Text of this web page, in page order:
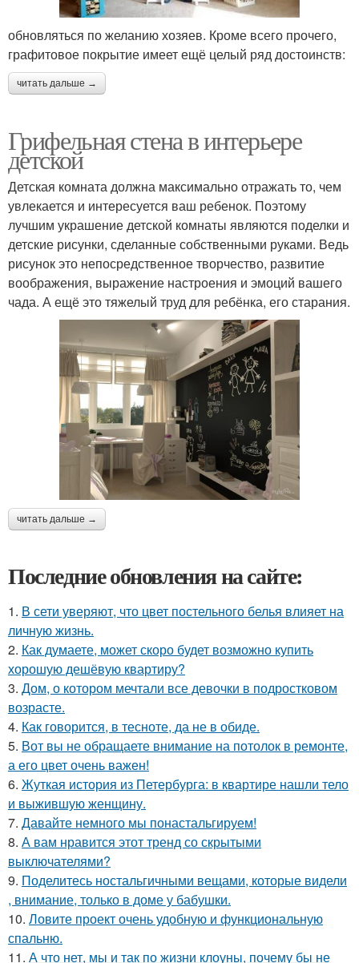
обновляться по желанию хозяев. Кроме всего прочего,
графитовое покрытие имеет ещё целый ряд достоинств:
читать дальше →
Грифельная стена в интерьере
детской
Детская комната должна максимально отражать то, чем
увлекается и интересуется ваш ребенок. Поэтому
лучшим украшение детской комнаты являются поделки и
детские рисунки, сделанные собственными руками. Ведь
рисунок это непосредственное творчество, развитие
воображения, выражение настроения и эмоций вашего
чада. А ещё это тяжелый труд для ребёнка, его старания.
читать дальше →
Последние обновления на сайте:
1. В сети уверяют, что цвет постельного белья влияет на
личную жизнь.
2. Как думаете, может скоро будет возможно купить
хорошую дешёвую квартиру?
3. Дом, о котором мечтали все девочки в подростковом
возрасте.
4. Как говорится, в тесноте, да не в обиде.
5. Вот вы не обращаете внимание на потолок в ремонте,
а его цвет очень важен!
6. Жуткая история из Петербурга: в квартире нашли тело
и выжившую женщину.
7. Давайте немного мы понастальгируем!
8. А вам нравится этот тренд со скрытыми
выключателями?
9. Поделитесь ностальгичными вещами, которые видели
, внимание, только в доме у бабушки.
10. Ловите проект очень удобную и функциональную
спальню.
11. А что нет, мы и так по жизни клоуны, почему бы не